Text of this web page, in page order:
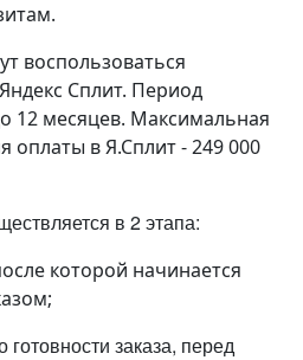
воспользоваться
Сплит. Период
12 месяцев. Максимальная
оплаты в Я.Сплит - 249 000
в 2 этапа:
которой начинается
готовности заказа, перед